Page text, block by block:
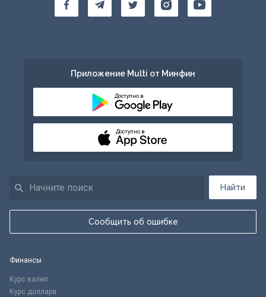
Найти
Сообщить об ошибке
Приложение Multi от Минфин
Доступно в
Доступно в
Финансы
Курс валют
Курс доллара